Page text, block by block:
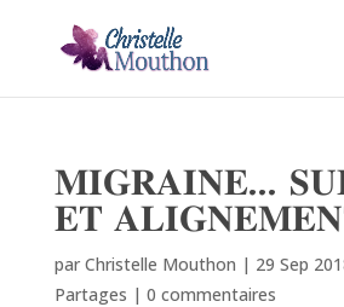
𝐌𝐈𝐆𝐑𝐀𝐈𝐍𝐄…
𝐄𝐓
par Christelle Mouthon | 29 Sep
Partages | 0 commentaires